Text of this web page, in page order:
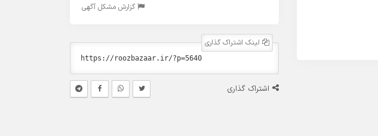
گزارش مشکل آگهی
لینک اشتراک گذاری
اشتراک گذاری